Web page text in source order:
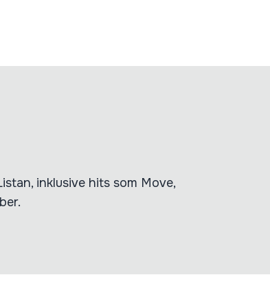
inklusive hits som Move,